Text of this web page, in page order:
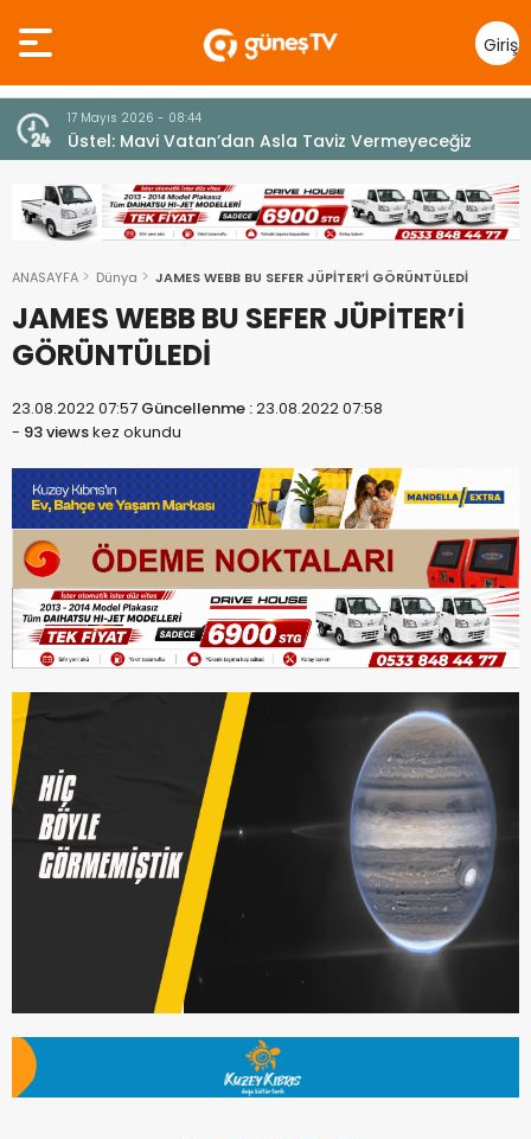
Giriş
Yap
7 Ağustos 2026 - 12:36
ÜSTEL: “ERENKÖY RUHU SONSUZA DEK YAŞAYACAK”
ANASAYFA Dünya JAMES WEBB BU SEFER JÜPİTER’İ GÖRÜNTÜLEDİ
JAMES WEBB BU SEFER JÜPİTER’İ
GÖRÜNTÜLEDİ
23.08.2022 07:57 Güncellenme :23.08.2022 07:58
- 93 viewskez okundu